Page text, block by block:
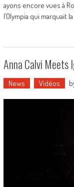
ayons encore vues à
l’Olympia qui marquait
Anna Calvi Meets
News Vidéos